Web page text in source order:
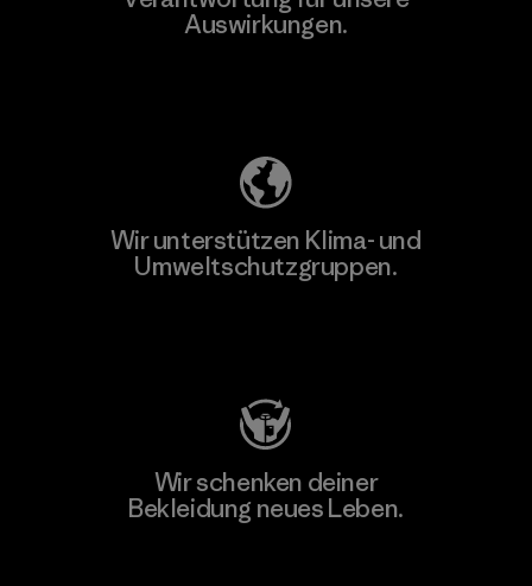
Auswirkungen.
Wir unterstützen Klima- und
Umweltschutzgruppen.
Wir schenken deiner
Bekleidung neues Leben.